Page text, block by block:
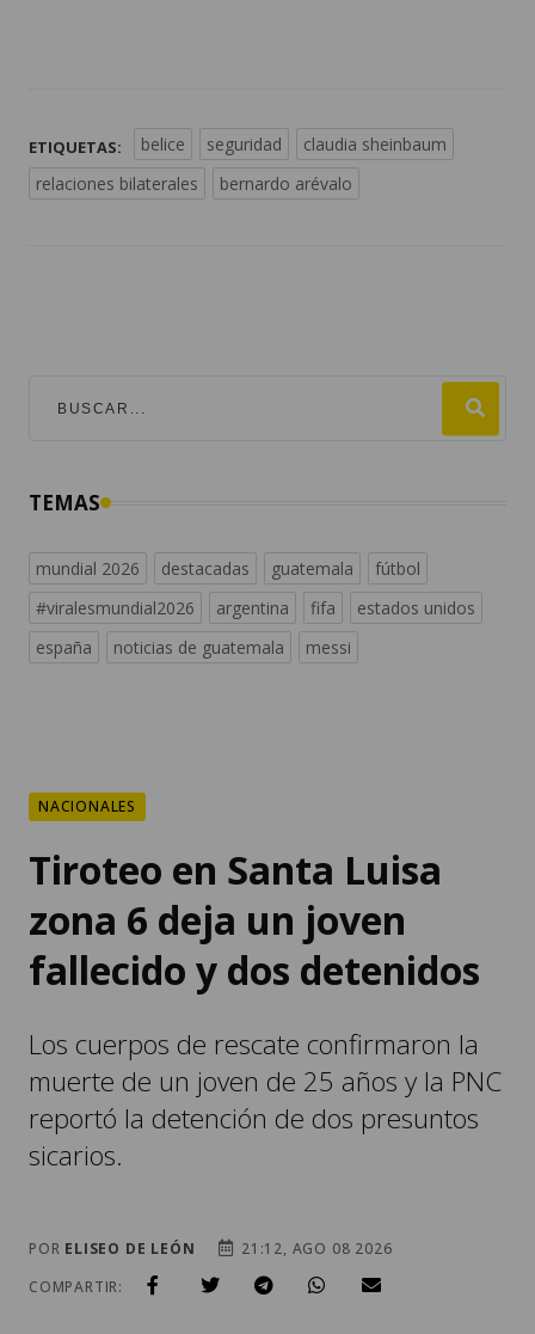
ETIQUETAS: belice seguridad
claudia sheinbaum
relaciones bilaterales
bernardo arévalo
TEMAS
mundial 2026 destacadas guatemala
fútbol
#viralesmundial2026
argentina fifa
estados unidos
españa
noticias de guatemala messi
NACIONALES
Tiroteo en Santa Luisa
zona 6 deja un joven
fallecido y dos detenidos
Los cuerpos de rescate confirmaron la
muerte de un joven de 25 años y la PNC
reportó la detención de dos presuntos
sicarios.
POR ELISEO DE LEÓN
21:12, AGO 08 2026
COMPARTIR: